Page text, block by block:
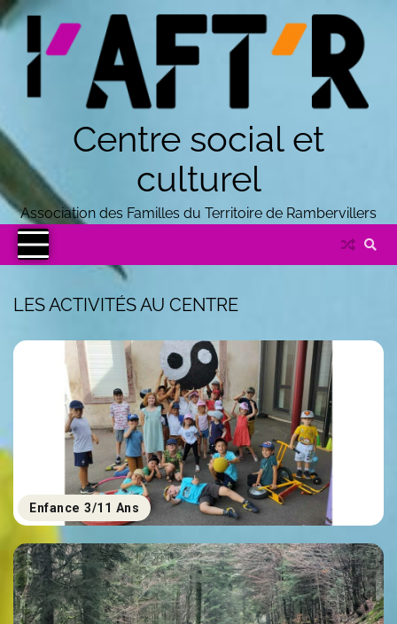
Centre social et
culturel
Association des Familles du Territoire de Rambervillers
LES ACTIVITÉS AU CENTRE
Enfance 3/11 Ans